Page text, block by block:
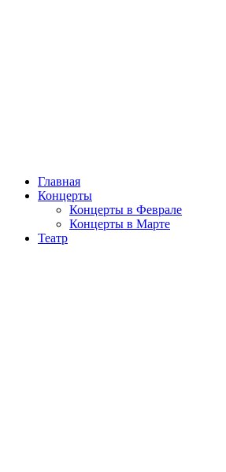
Главная
Концерты
Концерты в Феврале
Концерты в Марте
Театр